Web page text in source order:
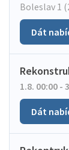
Boleslav 1
Dát
1.8. 00:00 -
Dát